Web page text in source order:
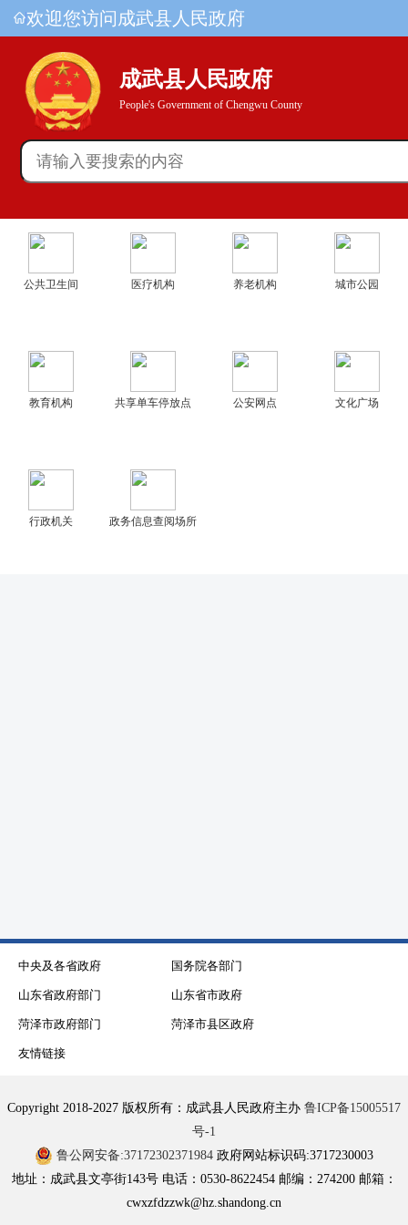
欢迎您访问成武县人民政府
成武县人民政府
People's Government of Chengwu County
公共卫生间 医疗机构 养老机构 城市公园
教育机构 共享单车停放点 公安网点 文化广场
行政机关 政务信息查阅场所
中央及各省政府 国务院各部门
山东省政府部门 山东省市政府
菏泽市政府部门 菏泽市县区政府
友情链接
Copyright 2018-2027 版权所有：成武县人民政府主办 鲁ICP备15005517
号-1
鲁公网安备:37172302371984 政府网站标识码:3717230003
地址：成武县文亭街143号 电话：0530-8622454 邮编：274200 邮箱：
cwxzfdzzwk@hz.shandong.cn